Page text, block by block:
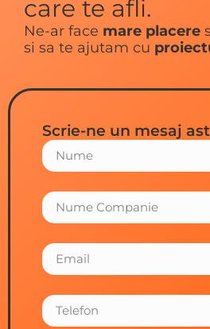
care te afli.
Ne-ar face mare placere
si sa te ajutam cu
Scrie-ne un mesaj